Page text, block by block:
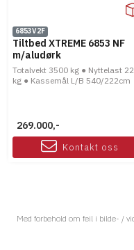
6853V2F
Tiltbed XTREME 6853 NF
m/aludørk
Totalvekt 3500 kg ● Nyttelast
kg ● Kassemål L/B 540/222cm
269.000,-
Kontakt oss
Med forbehold om feil i bilde- /